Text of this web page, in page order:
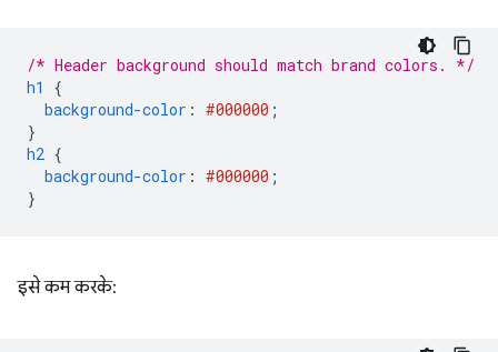
/* Header background should match brand colors. */
h1
{
background-color : #000000 ;
}
h2 {
background-color : #000000 ;
}
इसे कम करके: